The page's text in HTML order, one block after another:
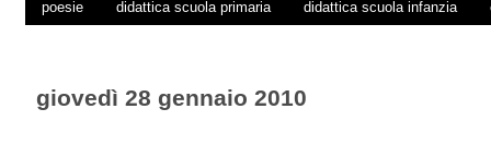
poesie didattica scuola primaria didattica scuola infanzia
giovedì 28 gennaio 2010